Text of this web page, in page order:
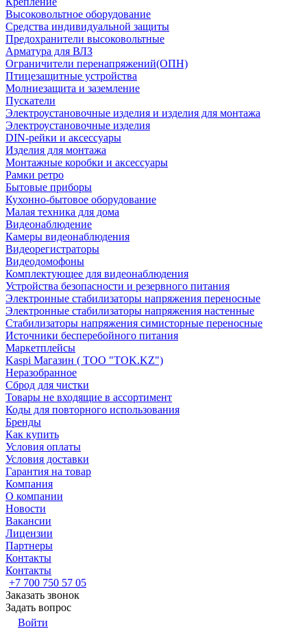
Высоковольтное оборудование
Средства индивидуальной защиты
Предохранители высоковольтные
Арматура для ВЛЗ
Ограничители перенапряжений(ОПН)
Птицезащитные устройства
Молниезащита и заземление
Пускатели
Электроустановочные изделия и изделия для монтажа
Электроустановочные изделия
DIN-рейки и аксессуары
Изделия для монтажа
Монтажные коробки и аксессуары
Рамки ретро
Бытовые приборы
Кухонно-бытовое оборудование
Малая техника для дома
Видеонаблюдение
Камеры видеонаблюдения
Видеорегистраторы
Видеодомофоны
Комплектующее для видеонаблюдения
Устройства безопасности и резервного питания
Электронные стабилизаторы напряжения переносные
Электронные стабилизаторы напряжения настенные
Стабилизаторы напряжения симисторные переносные
Источники бесперебойного питания
Маркетплейсы
Kaspi Магазин ( ТОО "TOK.KZ")
Неразобранное
Сброд для чистки
Товары не входящие в ассортимент
Коды для повторного использования
Бренды
Как купить
Условия оплаты
Условия доставки
Гарантия на товар
Компания
О компании
Новости
Вакансии
Лицензии
Партнеры
Контакты
Контакты
+7 700 750 57 05
Заказать звонок
Задать вопрос
Войти